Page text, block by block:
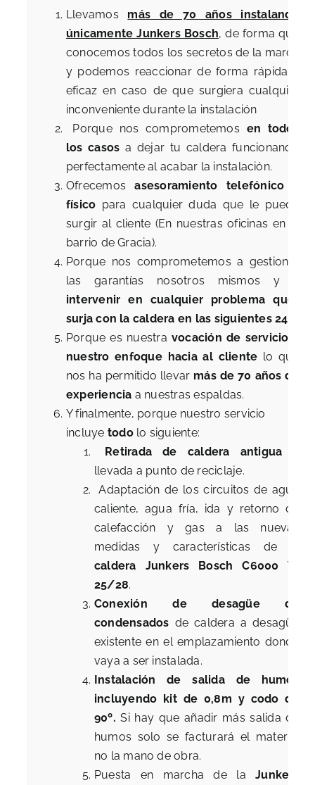
Llevamos más de 70 años instalando
únicamente Junkers Bosch, de forma que
conocemos todos los secretos de la marca
y podemos reaccionar de forma rápida y
eficaz en caso de que surgiera cualquier
inconveniente durante la instalación
Porque nos comprometemos en todos
los casosa dejar tu caldera funcionando
perfectamente al acabar la instalación.
Ofrecemosasesoramiento telefónico y
físico para cualquier duda que le pueda
surgir al cliente (En nuestras oficinas en el
barrio de Gracia).
Porque nos comprometemos a gestionar
las garantías nosotros mismos y a
intervenir en cualquier problema que
surja con la caldera en las siguientes 24h.
Porque es nuestra vocación de servicio y
nuestro enfoque hacia al cliente lo que
nos ha permitido llevar más de 70 años de
experiencia a nuestras espaldas.
Y finalmente, porque nuestro servicio
incluye todolo siguiente:
Retirada de caldera antigua
llevada a punto de reciclaje.
Adaptación de los circuitos de agua
caliente, agua fría, ida y retorno de
calefacción y gas a las nuevas
medidas y características de la
caldera Junkers Bosch C6000 W
25/28.
Conexión de desagüe de
condensados de caldera a desagüe
existente en el emplazamiento donde
vaya a ser instalada.
Instalación de salida de humos
incluyendo kit de 0,8m y codo de
90º. Si hay que añadir más salida de
humos solo se facturará el material
no la mano de obra.
Puesta en marcha de laJunkers